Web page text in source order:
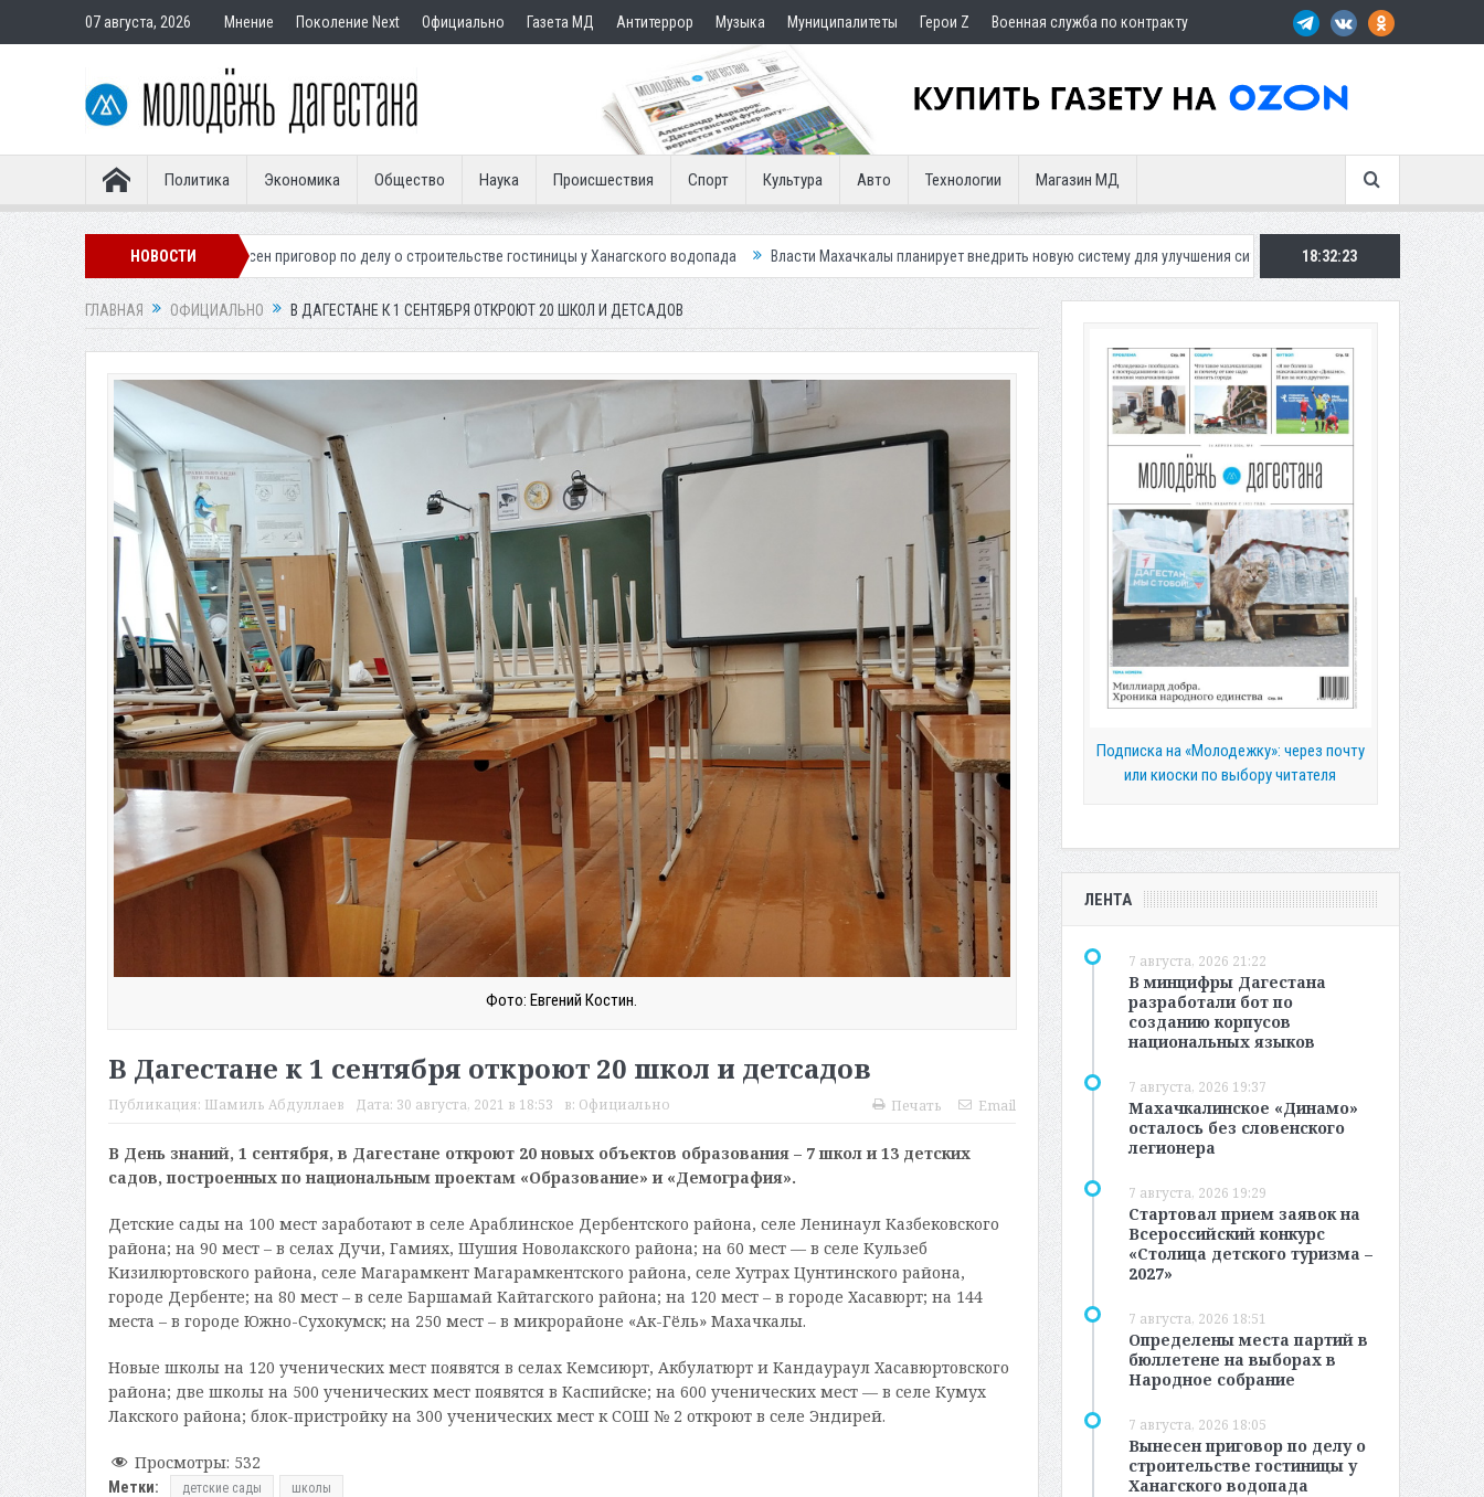
07 августа, 2026 Мнение Поколение Next Официально Газета МД Антитеррор Музыка Муниципалитеты Герои Z Военная служба по контракту
Политика Экономика Общество Наука Происшествия Спорт Культура Авто Технологии Магазин МД
НОВОСТИ
Вынесен приговор по делу о строительстве гостиницы у Ханагского водопада Власти Махачкалы планирует внедрить новую систему для улучшения ситуации с парковками Махачкалинское «Динамо»
18:32:24
ГЛАВНАЯ ОФИЦИАЛЬНО В ДАГЕСТАНЕ К 1 СЕНТЯБРЯ ОТКРОЮТ 20 ШКОЛ И ДЕТСАДОВ
Фото: Евгений Костин.
В Дагестане к 1 сентября откроют 20 школ и детсадов
Публикация: Шамиль Абдуллаев Дата: 30 августа, 2021 в 18:53 в: Официально Печать Email
В День знаний, 1 сентября, в Дагестане откроют 20 новых объектов образования – 7 школ и 13 детских
садов, построенных по национальным проектам «Образование» и «Демография».
Детские сады на 100 мест заработают в селе Араблинское Дербентского района, селе Ленинаул Казбековского
района; на 90 мест – в селах Дучи, Гамиях, Шушия Новолакского района; на 60 мест — в селе Кульзеб
Кизилюртовского района, селе Магарамкент Магарамкентского района, селе Хутрах Цунтинского района,
городе Дербенте; на 80 мест – в селе Баршамай Кайтагского района; на 120 мест – в городе Хасавюрт; на 144
места – в городе Южно-Сухокумск; на 250 мест – в микрорайоне «Ак-Гёль» Махачкалы.
Новые школы на 120 ученических мест появятся в селах Кемсиюрт, Акбулатюрт и Кандаураул Хасавюртовского
района; две школы на 500 ученических мест появятся в Каспийске; на 600 ученических мест — в селе Кумух
Лакского района; блок-пристройку на 300 ученических мест к СОШ № 2 откроют в селе Эндирей.
Просмотры: 532
Метки: детские сады школы
Подписка на «Молодежку»: через почту
или киоски по выбору читателя
ЛЕНТА
7 августа, 2026 21:22
В минцифры Дагестана
разработали бот по
созданию корпусов
национальных языков
7 августа, 2026 19:37
Махачкалинское «Динамо»
осталось без словенского
легионера
7 августа, 2026 19:29
Стартовал прием заявок на
Всероссийский конкурс
«Столица детского туризма –
2027»
7 августа, 2026 18:51
Определены места партий в
бюллетене на выборах в
Народное собрание
7 августа, 2026 18:05
Вынесен приговор по делу о
строительстве гостиницы у
Ханагского водопада